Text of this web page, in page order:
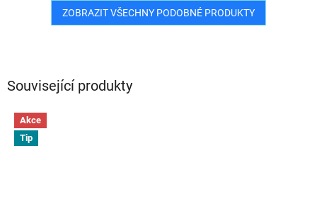
Související produkty
Akce
Tip
ZOBRAZIT VŠECHNY PODOBNÉ PRODUKTY